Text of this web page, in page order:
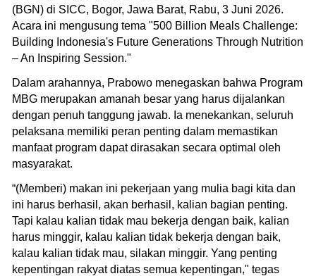
(BGN) di SICC, Bogor, Jawa Barat, Rabu, 3 Juni 2026.
Acara ini mengusung tema "500 Billion Meals Challenge:
Building Indonesia's Future Generations Through Nutrition
– An Inspiring Session."
Dalam arahannya, Prabowo menegaskan bahwa Program
MBG merupakan amanah besar yang harus dijalankan
dengan penuh tanggung jawab. Ia menekankan, seluruh
pelaksana memiliki peran penting dalam memastikan
manfaat program dapat dirasakan secara optimal oleh
masyarakat.
“(Memberi) makan ini pekerjaan yang mulia bagi kita dan
ini harus berhasil, akan berhasil, kalian bagian penting.
Tapi kalau kalian tidak mau bekerja dengan baik, kalian
harus minggir, kalau kalian tidak bekerja dengan baik,
kalau kalian tidak mau, silakan minggir. Yang penting
kepentingan rakyat diatas semua kepentingan," tegas